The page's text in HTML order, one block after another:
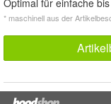
Optimal für einfache
* maschinell aus der